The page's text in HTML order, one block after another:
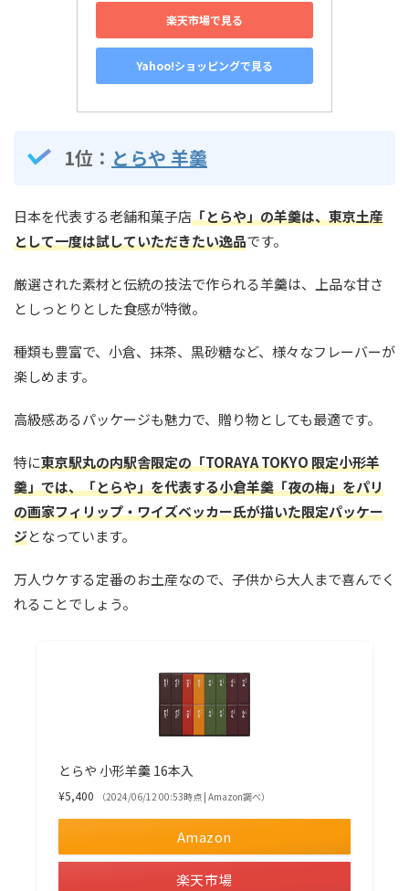
楽天市場で見る
Yahoo!ショッピングで見る
1位： とらや 羊羹
日本を代表する老舗和菓子店「とらや」の羊羹は、東京土産
として一度は試していただきたい逸品です。
厳選された素材と伝統の技法で作られる羊羹は、上品な甘さ
としっとりとした食感が特徴。
種類も豊富で、小倉、抹茶、黒砂糖など、様々なフレーバーが
楽しめます。
高級感あるパッケージも魅力で、贈り物としても最適です。
特に東京駅丸の内駅舎限定の「TORAYA TOKYO 限定小形羊
羹」では、「とらや」を代表する小倉羊羹「夜の梅」をパリ
の画家フィリップ・ワイズベッカー氏が描いた限定パッケー
ジとなっています。
万人ウケする定番のお土産なので、子供から大人まで喜んでく
れることでしょう。
とらや 小形羊羹 16本入
¥5,400 （2024/06/12 00:53時点 | Amazon調べ）
Amazon
楽天市場